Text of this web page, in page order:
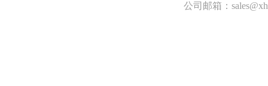
案例展示
公司邮箱：